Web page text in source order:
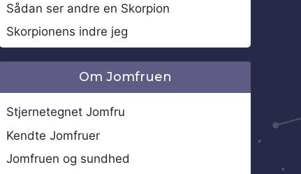
Sådan ser andre en Skorpion
Skorpionens indre jeg
Om Jomfruen
Stjernetegnet Jomfru
Kendte Jomfruer
Jomfruen og sundhed